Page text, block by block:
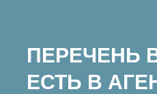
ПЕРЕЧЕНЬ
ЕСТЬ В